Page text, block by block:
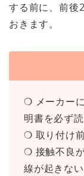
する前に、 前後
おきます。
❍ メーカー
明書を必ず
❍ 取り付け
❍ 接触不良
線が起きな